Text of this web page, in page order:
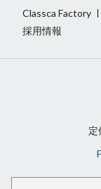
Classca Factory
採用情報
定